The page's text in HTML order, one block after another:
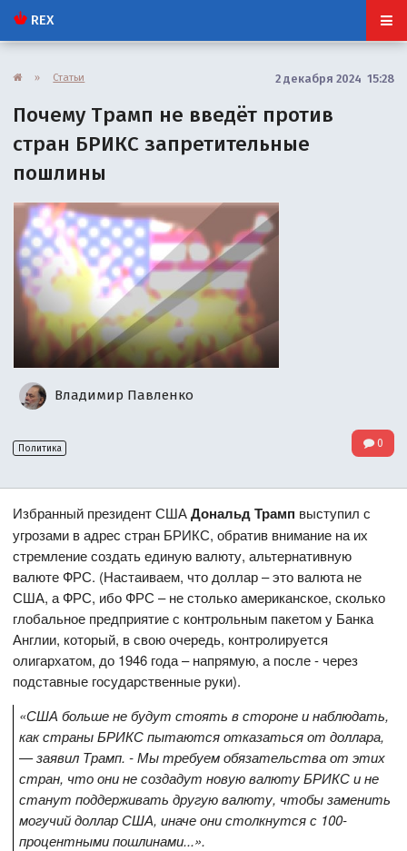
REX
» Статьи 2 декабря 2024 15:28
Почему Трамп не введёт против
стран БРИКС запретительные
пошлины
Владимир Павленко
Политика 0
Избранный президент СШАДональд Трамп выступил с
угрозами в адрес стран БРИКС, обратив внимание на их
стремление создать единую валюту, альтернативную
валюте ФРС. (Настаиваем, что доллар – это валюта не
США, а ФРС, ибо ФРС – не столько американское, сколько
глобальное предприятие с контрольным пакетом у Банка
Англии, который, в свою очередь, контролируется
олигархатом, до 1946 года – напрямую, а после - через
подставные государственные руки).
«США больше не будут стоять в стороне и наблюдать,
как страны БРИКС пытаются отказаться от доллара,
— заявил Трамп. - Мы требуем обязательства от этих
стран, что они не создадут новую валюту БРИКС и не
станут поддерживать другую валюту, чтобы заменить
могучий доллар США, иначе они столкнутся с 100-
процентными пошлинами...».